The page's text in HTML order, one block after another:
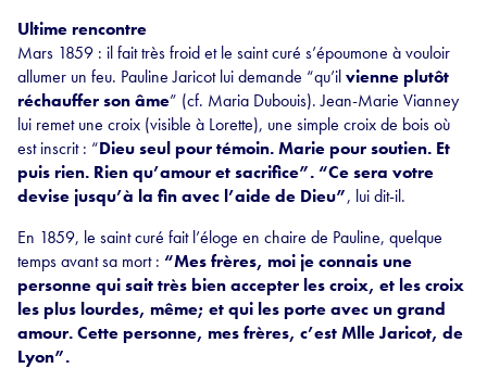
Ultime rencontre
Mars 1859 : il fait très froid et le saint curé s’époumone à vouloir
allumer un feu. Pauline Jaricot lui demande “qu’ilvienne plutôt
réchauffer son âme” (cf. Maria Dubouis). Jean-Marie Vianney
lui remet une croix (visible à Lorette), une simple croix de bois où
est inscrit : “Dieu seul pour témoin. Marie pour soutien. Et
puis rien. Rien qu’amour et sacrifice”.“Ce sera votre
devise jusqu’à la fin avec l’aide de Dieu”, lui dit-il.
En 1859, le saint curé fait l’éloge en chaire de Pauline, quelque
temps avant sa mort : “Mes frères, moi je connais une
personne qui sait très bien accepter les croix, et les croix
les plus lourdes, même; et qui les porte avec un grand
amour. Cette personne, mes frères, c’est Mlle Jaricot, de
Lyon”.